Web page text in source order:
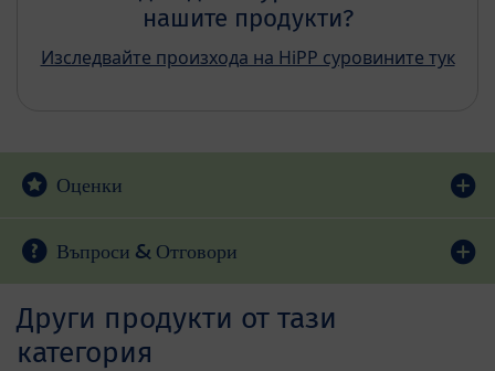
нашите продукти?
Изследвайте произхода на HiPP суровините тук
Оценки
Въпроси & Отговори
Други продукти от тази
категория